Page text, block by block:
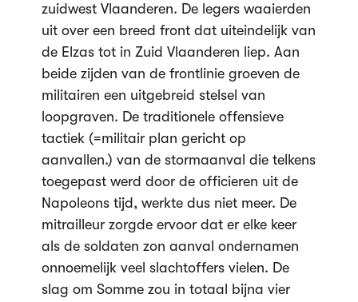
zuidwest Vlaanderen. De legers waaierden
uit over een breed front dat uiteindelijk van
de Elzas tot in Zuid Vlaanderen liep. Aan
beide zijden van de frontlinie groeven de
militairen een uitgebreid stelsel van
loopgraven. De traditionele offensieve
tactiek (=militair plan gericht op
aanvallen.) van de stormaanval die telkens
toegepast werd door de officieren uit de
Napoleons tijd, werkte dus niet meer. De
mitrailleur zorgde ervoor dat er elke keer
als de soldaten zon aanval ondernamen
onnoemelijk veel slachtoffers vielen. De
slag om Somme zou in totaal bijna vier